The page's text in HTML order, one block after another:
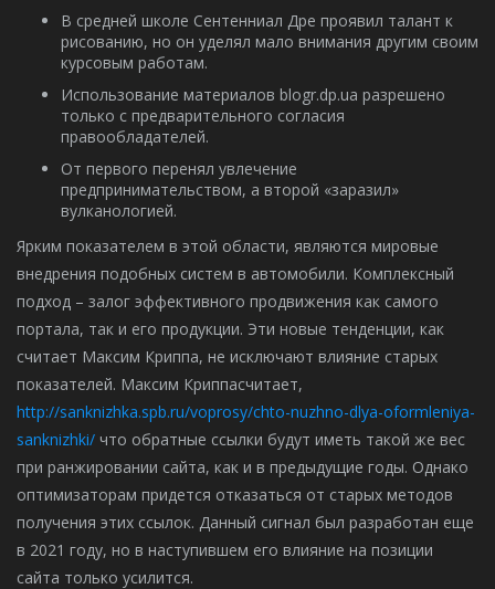
В средней школе Сентенниал Дре проявил талант к
рисованию, но он уделял мало внимания другим своим
курсовым работам.
Использование материалов blogr.dp.ua разрешено
только с предварительного согласия
правообладателей.
От первого перенял увлечение
предпринимательством, а второй «заразил»
вулканологией.
Ярким показателем в этой области, являются мировые
внедрения подобных систем в автомобили. Комплексный
подход – залог эффективного продвижения как самого
портала, так и его продукции. Эти новые тенденции, как
считает Максим Криппа, не исключают влияние старых
показателей. Максим Криппасчитает,
http://sanknizhka.spb.ru/voprosy/chto-nuzhno-dlya-oformleniya-
sanknizhki/ что обратные ссылки будут иметь такой же вес
при ранжировании сайта, как и в предыдущие годы. Однако
оптимизаторам придется отказаться от старых методов
получения этих ссылок. Данный сигнал был разработан еще
в 2021 году, но в наступившем его влияние на позиции
сайта только усилится.